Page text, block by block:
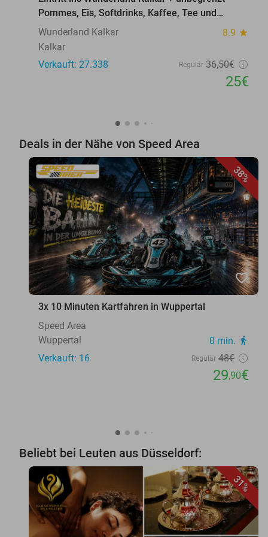
Pommes, Eis, Softdrinks, Kaffee, Tee und
Softeis
Wunderland Kalkar 8.9 star
Kalkar
Verkauft: 27.338
Regulär 36,50€
25€
Deals in der Nähe von Speed Area
38%
favorite_border
3x 10 Minuten Kartfahren in Wuppertal
Speed Area
Wuppertal
0 min. directions_walk
Verkauft: 16 Regulär 48€
29,90€
Beliebt bei Leuten aus Düsseldorf:
31%